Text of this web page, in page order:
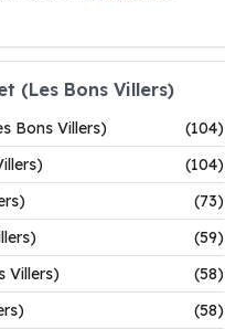
(Les Bons Villers)
Bons Villers)
(104)
(104)
(73)
(59)
Villers)
(58)
(58)